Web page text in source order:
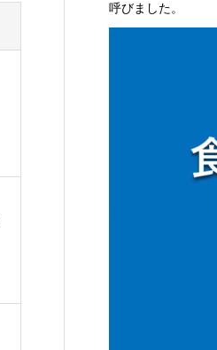
呼びました。